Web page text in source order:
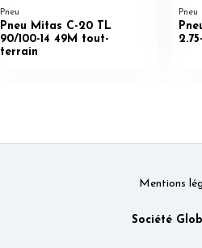
Pneu
Pneu Mitas C-20 TL
90/100-14 49M tout-
terrain
Pneu
Mentions
Société